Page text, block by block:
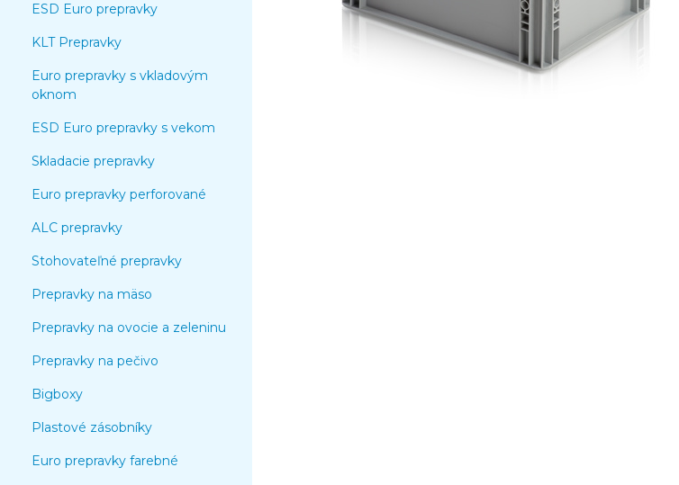
ESD Euro prepravky
KLT Prepravky
Euro prepravky s vkladovým
oknom
ESD Euro prepravky s vekom
Skladacie prepravky
Euro prepravky perforované
ALC prepravky
Stohovateľné prepravky
Prepravky na mäso
Prepravky na ovocie a zeleninu
Prepravky na pečivo
Bigboxy
Plastové zásobníky
Euro prepravky farebné